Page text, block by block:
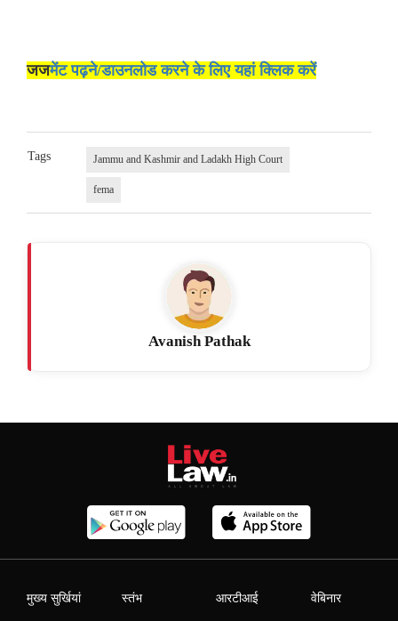
जजमेंट पढ़ने/डाउनलोड करने के लिए यहां क्लिक करें
Tags Jammu and Kashmir and Ladakh High Court
fema
Avanish Pathak
मुख्य सुर्खियां स्तंभ आरटीआई वेबिनार